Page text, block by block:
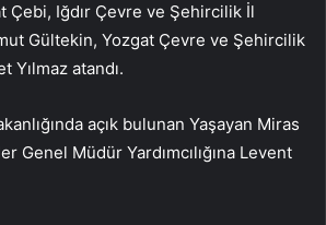
Çebi, Iğdır Çevre ve Şehircilik İl
Gültekin, Yozgat Çevre ve Şehircilik
Yılmaz atandı.
açık bulunan Yaşayan Miras
Genel Müdür Yardımcılığına Levent